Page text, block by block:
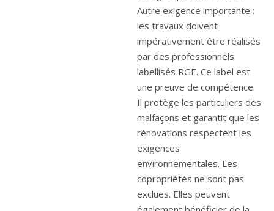
Autre exigence importante :
les travaux doivent
impérativement être réalisés
par des professionnels
labellisés RGE. Ce label est
une preuve de compétence.
Il protège les particuliers des
malfaçons et garantit que les
rénovations respectent les
exigences
environnementales. Les
copropriétés ne sont pas
exclues. Elles peuvent